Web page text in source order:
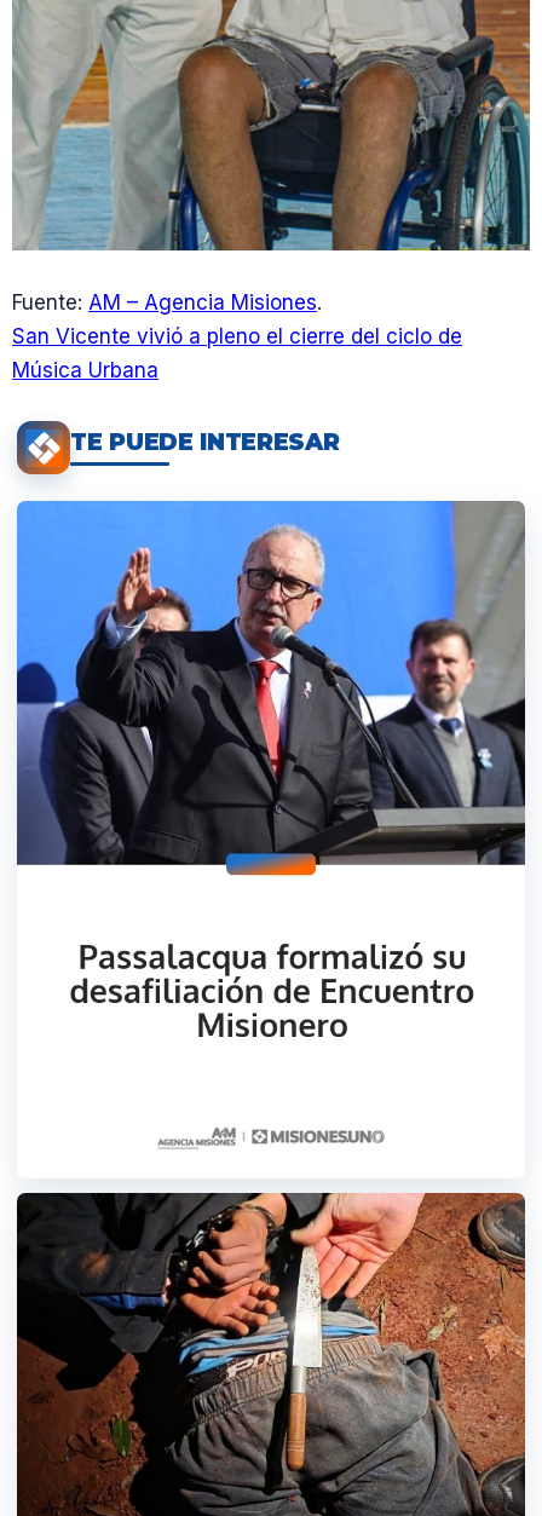
Fuente: AM – Agencia Misiones.
San Vicente vivió a pleno el cierre del ciclo de
Música Urbana
TE PUEDE INTERESAR